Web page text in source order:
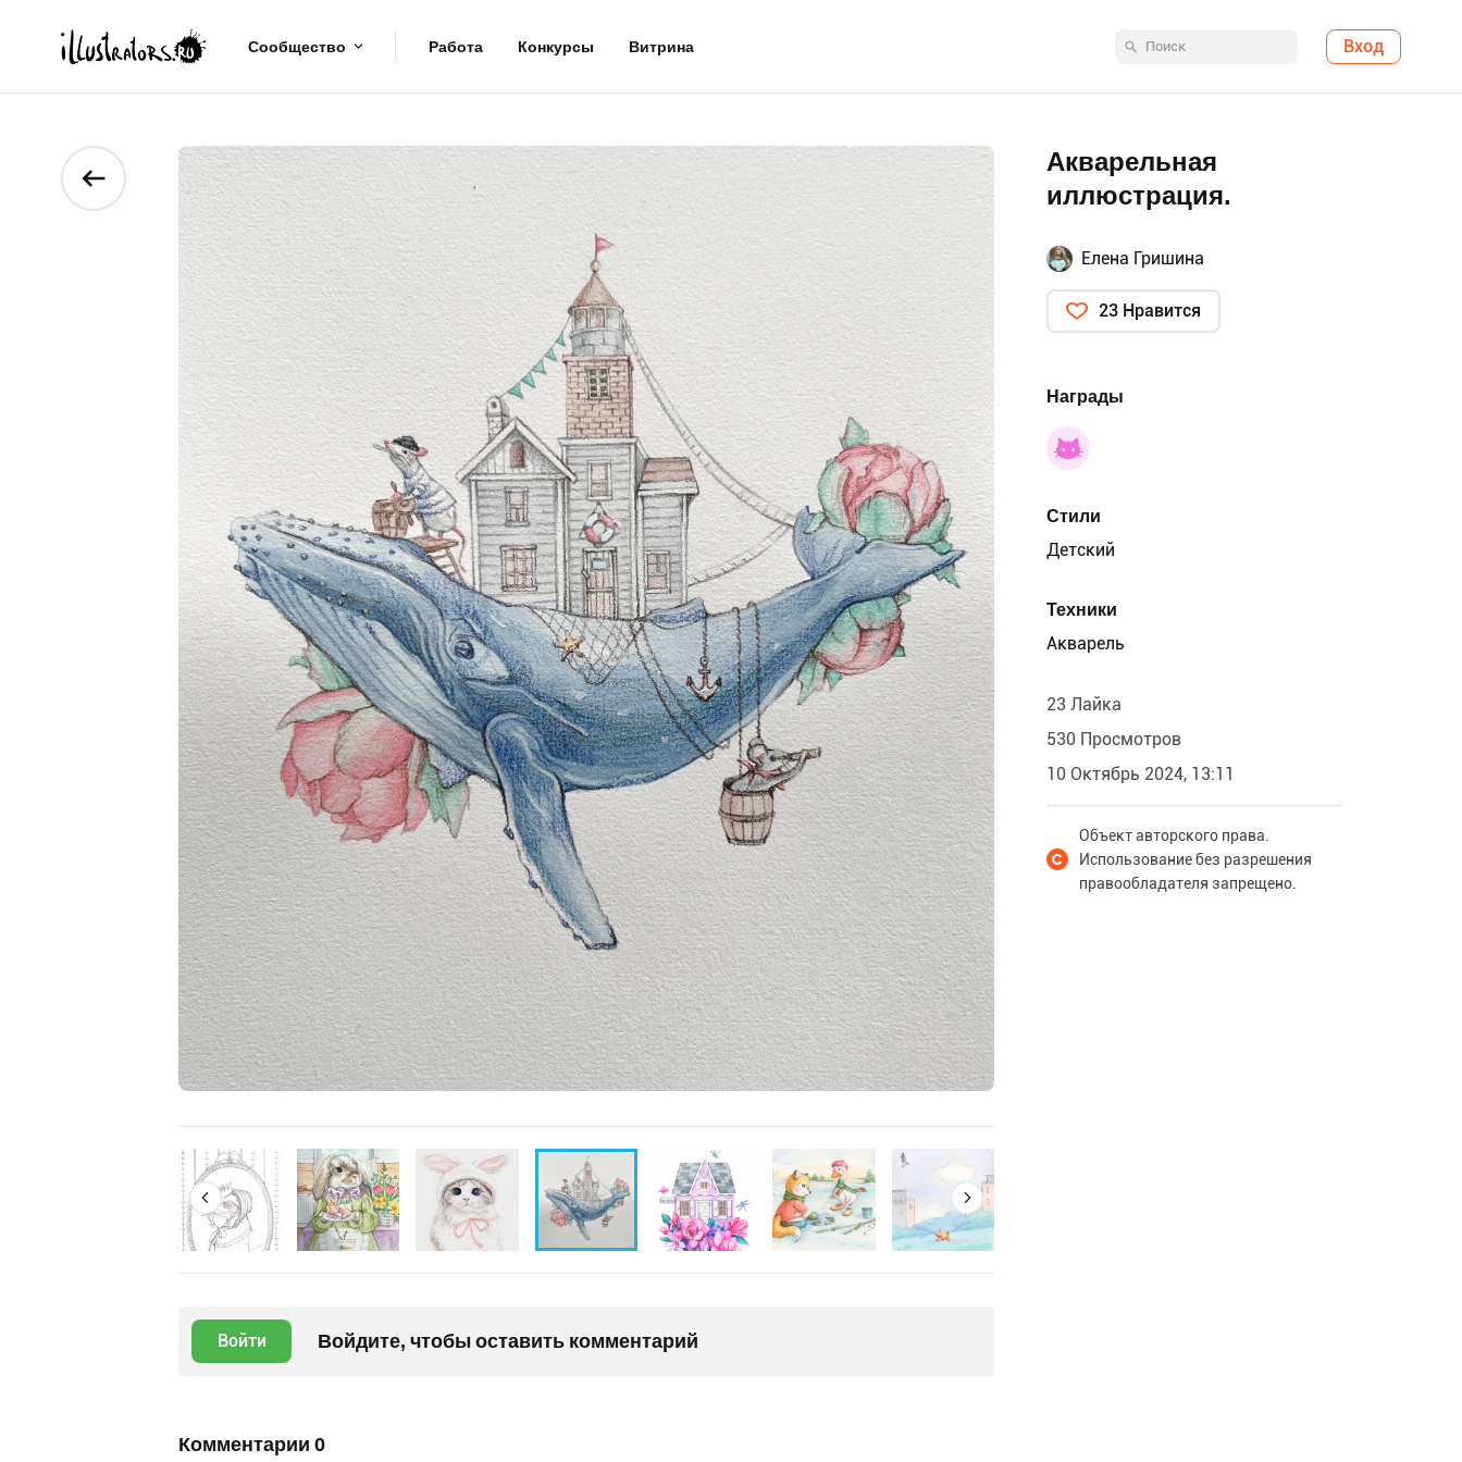
Сообщество Работа Конкурсы Витрина Вход
Войти Войдите, чтобы оставить комментарий
Комментарии 0
Акварельная
иллюстрация.
Елена Гришина
23 Нравится
Награды
Стили
Детский
Техники
Акварель
23 Лайка
530 Просмотров
10 Октябрь 2024, 13:11
Объект авторского права.
Использование без разрешения
правообладателя запрещено.